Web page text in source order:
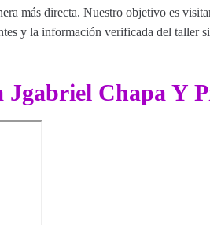
más directa. Nuestro objetivo es
y la información verificada del taller
Jgabriel Chapa Y